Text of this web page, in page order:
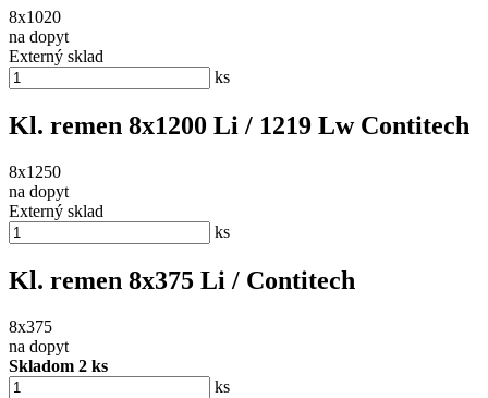
8x1020
na dopyt
Externý sklad
ks
Kl. remen 8x1200 Li / 1219 Lw Contitech
8x1250
na dopyt
Externý sklad
ks
Kl. remen 8x375 Li / Contitech
8x375
na dopyt
Skladom 2 ks
ks